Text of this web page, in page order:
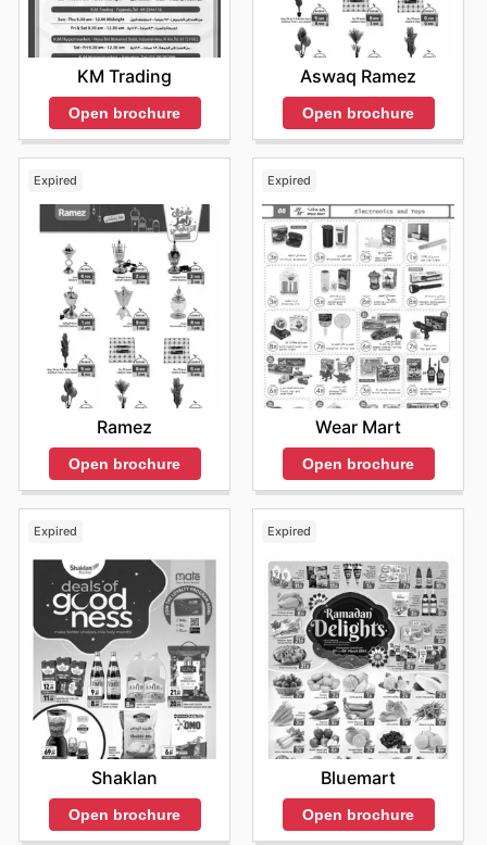
KM Trading
Open brochure
Aswaq Ramez
Open brochure
Expired
Ramez
Open brochure
Expired
Wear Mart
Open brochure
Expired
Shaklan
Open brochure
Expired
Bluemart
Open brochure